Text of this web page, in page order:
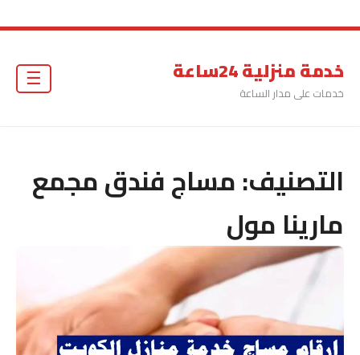
خدمة منزلية 24ساعة
خدمات على مدار الساعة
☰
التصنيف:مساج فندق مجمع
مارينا مول